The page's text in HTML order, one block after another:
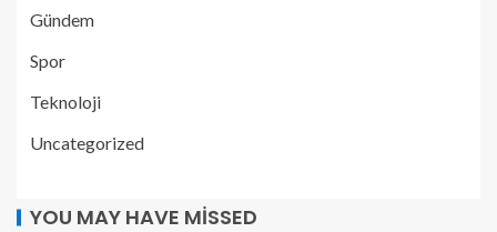
Gündem
Spor
Teknoloji
Uncategorized
YOU MAY HAVE MISSED